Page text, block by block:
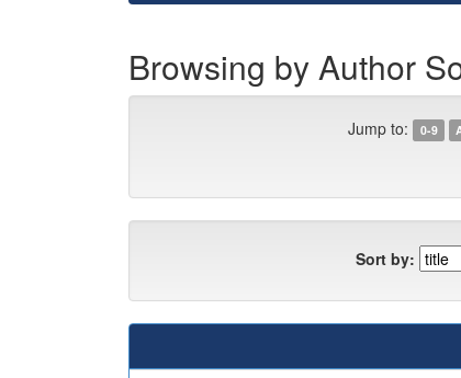
Browsing by Author
Jump to: 0-9
Sort by: